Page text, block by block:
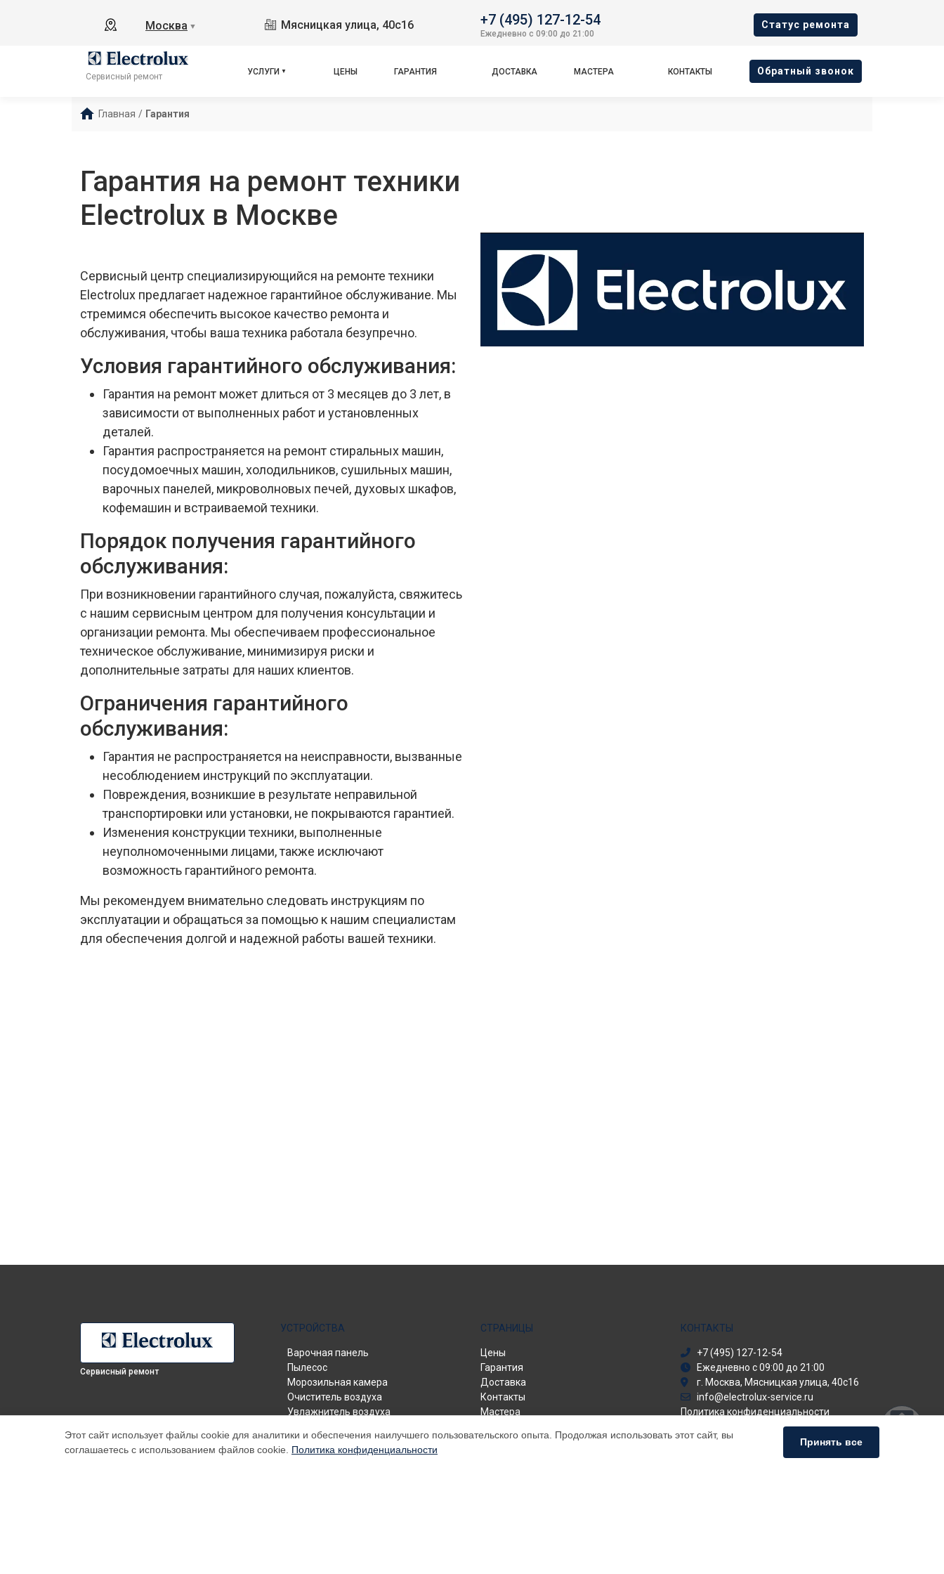
Москва ▼ Мясницкая улица, 40с16 +7 (495) 127-12-54
Ежедневно с 09:00 до 21:00
Cтатус ремонта
Сервисный ремонт
УСЛУГИ ЦЕНЫ ГАРАНТИЯ ДОСТАВКА МАСТЕРА КОНТАКТЫ Oбратный звонок
Главная / Гарантия
Гарантия на ремонт техники
Electrolux в Москве
Сервисный центр специализирующийся на ремонте техники
Electrolux предлагает надежное гарантийное обслуживание. Мы
стремимся обеспечить высокое качество ремонта и
обслуживания, чтобы ваша техника работала безупречно.
Условия гарантийного обслуживания:
Гарантия на ремонт может длиться от 3 месяцев до 3 лет, в
зависимости от выполненных работ и установленных
деталей.
Гарантия распространяется на ремонт стиральных машин,
посудомоечных машин, холодильников, сушильных машин,
варочных панелей, микроволновых печей, духовых шкафов,
кофемашин и встраиваемой техники.
Порядок получения гарантийного
обслуживания:
При возникновении гарантийного случая, пожалуйста, свяжитесь
с нашим сервисным центром для получения консультации и
организации ремонта. Мы обеспечиваем профессиональное
техническое обслуживание, минимизируя риски и
дополнительные затраты для наших клиентов.
Ограничения гарантийного
обслуживания:
Гарантия не распространяется на неисправности, вызванные
несоблюдением инструкций по эксплуатации.
Повреждения, возникшие в результате неправильной
транспортировки или установки, не покрываются гарантией.
Изменения конструкции техники, выполненные
неуполномоченными лицами, также исключают
возможность гарантийного ремонта.
Мы рекомендуем внимательно следовать инструкциям по
эксплуатации и обращаться за помощью к нашим специалистам
для обеспечения долгой и надежной работы вашей техники.
Сервисный ремонт
УСТРОЙСТВА
Варочная панель
Пылесос
Морозильная камера
Очиститель воздуха
Увлажнитель воздуха
Холодильник
Стиральная машина
СТРАНИЦЫ
Цены
Гарантия
Доставка
Контакты
Мастера
КОНТАКТЫ
+7 (495) 127-12-54
Ежедневно с 09:00 до 21:00
г. Москва, Мясницкая улица, 40с16
info@electrolux-service.ru
Политика конфиденциальности
Способы оплаты
Этот сайт использует файлы cookie для аналитики и обеспечения наилучшего пользовательского опыта. Продолжая использовать этот сайт, вы
соглашаетесь с использованием файлов cookie. Политика конфиденциальности
Принять все